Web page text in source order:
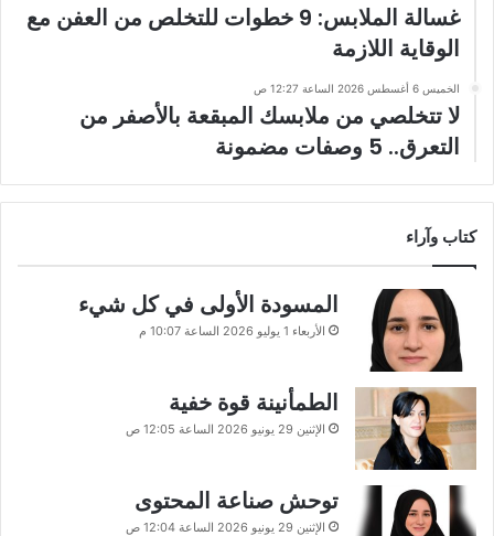
غسالة الملابس: 9 خطوات للتخلص من العفن مع
الوقاية اللازمة
الخميس 6 أغسطس 2026 الساعة 12:27 ص
لا تتخلصي من ملابسك المبقعة بالأصفر من
التعرق.. 5 وصفات مضمونة
كتاب وآراء
المسودة الأولى في كل شيء
الأربعاء 1 يوليو 2026 الساعة 10:07 م
الطمأنينة قوة خفية
الإثنين 29 يونيو 2026 الساعة 12:05 ص
توحش صناعة المحتوى
الإثنين 29 يونيو 2026 الساعة 12:04 ص